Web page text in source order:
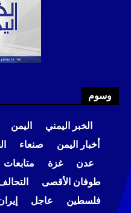
وسوم
الخبر اليمني اليمن
أخبار اليمن
صنعاء
عدن
غزة متابعات
طوفان الأقصى
فلسطين
عاجل